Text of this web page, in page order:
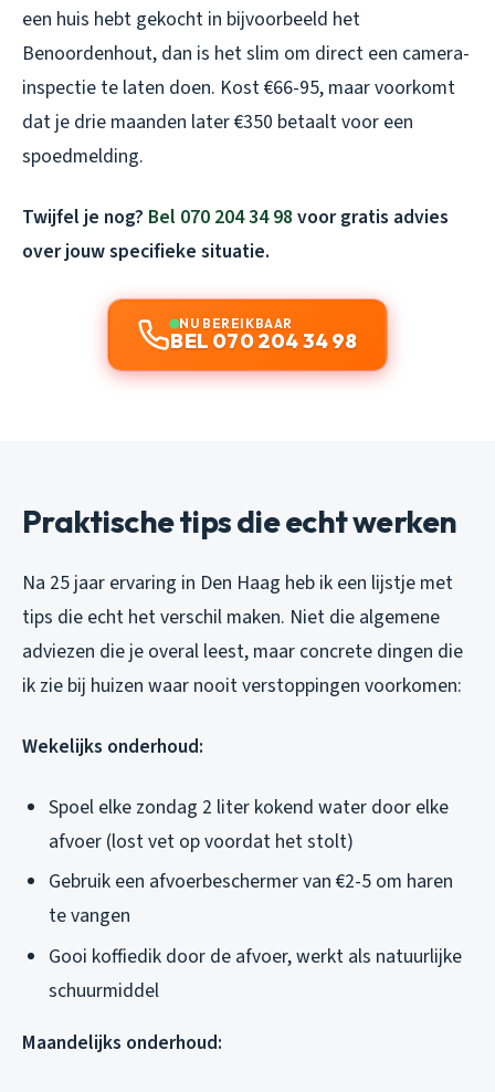
een huis hebt gekocht in bijvoorbeeld het
Benoordenhout, dan is het slim om direct een camera-
inspectie te laten doen. Kost €66-95, maar voorkomt
dat je drie maanden later €350 betaalt voor een
spoedmelding.
Twijfel je nog? Bel 070 204 34 98 voor gratis advies
over jouw specifieke situatie.
NU BEREIKBAAR
BEL 070 204 34 98
Praktische tips die echt werken
Na 25 jaar ervaring in Den Haag heb ik een lijstje met
tips die echt het verschil maken. Niet die algemene
adviezen die je overal leest, maar concrete dingen die
ik zie bij huizen waar nooit verstoppingen voorkomen:
Wekelijks onderhoud:
Spoel elke zondag 2 liter kokend water door elke
afvoer (lost vet op voordat het stolt)
Gebruik een afvoerbeschermer van €2-5 om haren
te vangen
Gooi koffiedik door de afvoer, werkt als natuurlijke
schuurmiddel
Maandelijks onderhoud: